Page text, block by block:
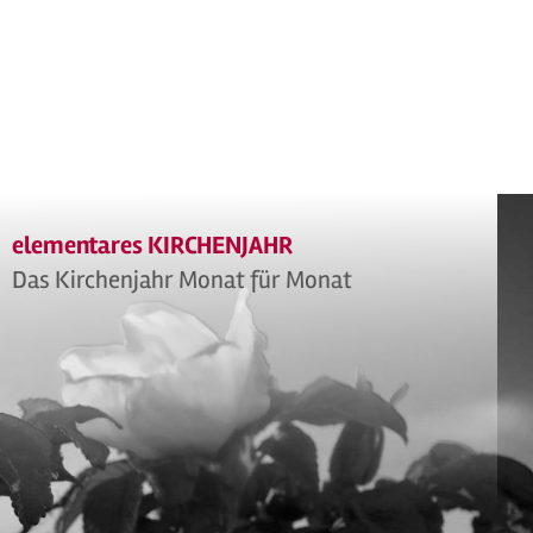
elementares KIRCHENJAHR
Das Kirchenjahr Monat für Monat